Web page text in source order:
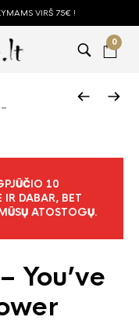
VIRŠ 75€ !
0
10
DABAR, BET
ATOSTOGŲ.
You’ve